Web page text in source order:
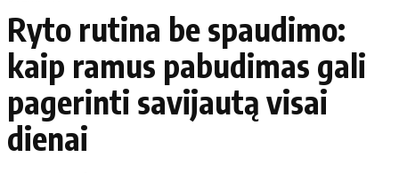
Ryto rutina be spaudimo:
kaip ramus pabudimas gali
pagerinti savijautą visai
dienai